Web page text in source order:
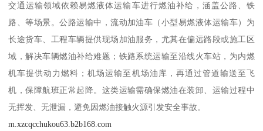
交通运输领域依赖易燃液体运输车进行燃油补给，涵盖公路、铁
路、等场景。公路运输中，流动加油车（小型易燃液体运输车）为
长途货车、工程车辆提供现场加油服务，尤其在偏远路段或施工区
域，解决车辆燃油补给难题；铁路系统运输至沿线火车站，为内燃
机车提供动力燃料；机场运输至机场油库，再通过管道输送至飞
机，保障航班正常起降。这类运输需确保燃油在装卸、运输过程中
无挥发、无泄漏，避免因燃油接触火源引发安全事故。​
m.xzcqcchukou63.b2b168.com